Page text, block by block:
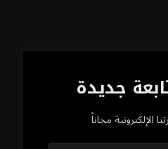
جديدة
الإلكترونية مجاناً